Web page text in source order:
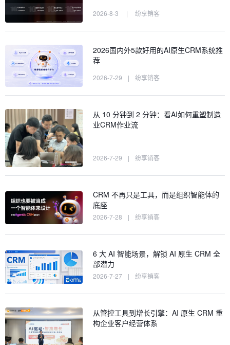
2026-8-3 | 纷享销客
2026国内外5款好用的AI原生CRM系统推
荐
2026-7-29 | 纷享销客
从 10 分钟到 2 分钟：看AI如何重塑制造
业CRM作业流
2026-7-29 | 纷享销客
CRM 不再只是工具，而是组织智能体的
底座
2026-7-28 | 纷享销客
6 大 AI 智能场景，解锁 AI 原生 CRM 全
部潜力
2026-7-27 | 纷享销客
从管控工具到增长引擎：AI 原生 CRM 重
构企业客户经营体系